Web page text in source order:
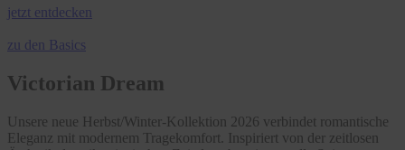
jetzt entdecken
zu den Basics
Victorian Dream
Unsere neue Herbst/Winter-Kollektion 2026 verbindet romantische
Eleganz mit modernem Tragekomfort. Inspiriert von der zeitlosen